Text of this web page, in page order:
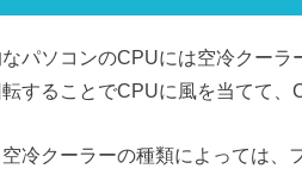
パソコンのCPUには空冷クー
することでCPUに風を当てて、
空冷クーラーの種類によっては、